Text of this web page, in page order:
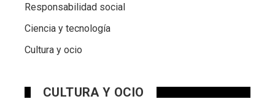
Responsabilidad social
Ciencia y tecnología
Cultura y ocio
CULTURA Y OCIO